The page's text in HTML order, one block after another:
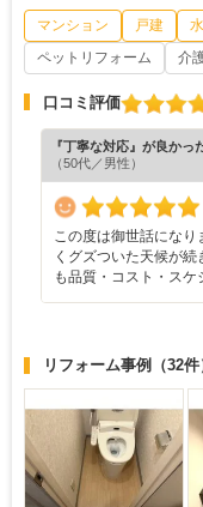
マンション 戸建
ペットリフォーム
介
口コミ評価
『丁寧な対応』が良かっ
（50代／男性）
この度は御世話にな
くグズついた天候が
も品質・コスト・スケ
リフォーム事例 （32件